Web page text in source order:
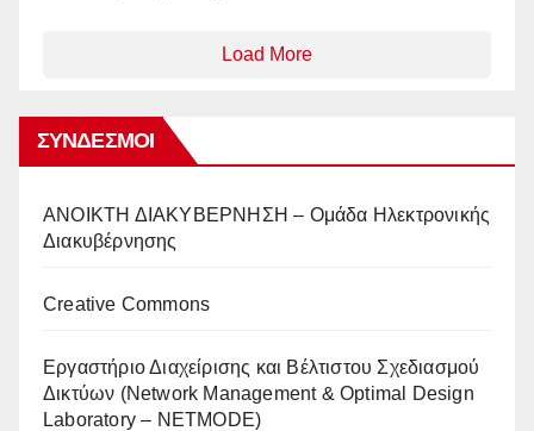
Load More
ΣΎΝΔΕΣΜΟΙ
AΝΟΙΚΤΗ ΔΙΑΚΥΒΕΡΝΗΣΗ – Ομάδα Ηλεκτρονικής
Διακυβέρνησης
Creative Commons
Eργαστήριο Διαχείρισης και Βέλτιστου Σχεδιασμού
Δικτύων (Network Management & Optimal Design
Laboratory – NETMODE)